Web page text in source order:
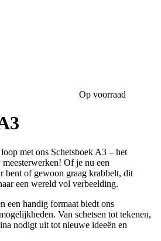
Op voorraad
met ons Schetsboek A3 – het
Of je nu een
bent of gewoon graag krabbelt, dit
een wereld vol verbeelding.
een handig formaat biedt ons
Van schetsen tot tekenen,
nodigt uit tot nieuwe ideeën en